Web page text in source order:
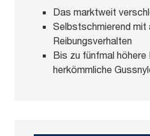
Das marktweit
Selbstschmierend mit
Reibungsverhalten
Bis zu fünfmal
herkömmliche